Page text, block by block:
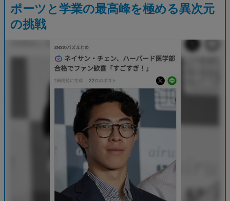
ポーツと学業の最高峰を極める異次元
の挑戦